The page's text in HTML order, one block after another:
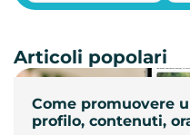
Come promuovere
profilo, contenuti,
Articoli popolari